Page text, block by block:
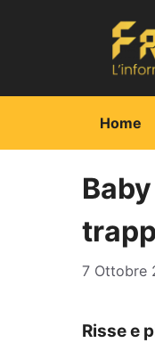
Home
7 Ottobre
Risse e